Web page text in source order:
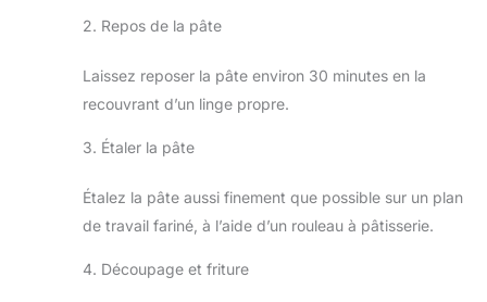
2. Repos de la pâte
Laissez reposer la pâte environ 30 minutes en la
recouvrant d’un linge propre.
3. Étaler la pâte
Étalez la pâte aussi finement que possible sur un plan
de travail fariné, à l’aide d’un rouleau à pâtisserie.
4. Découpage et friture